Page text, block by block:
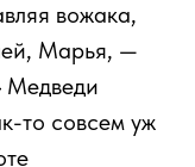
вожака,
Марья, —
Медведи
то совсем уж